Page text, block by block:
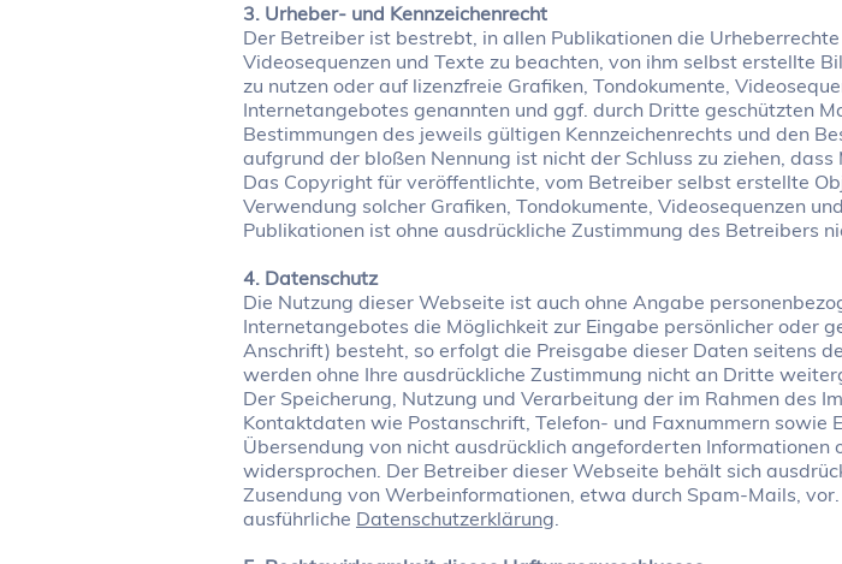
3. Urheber- und Kennzeichenrecht
Der Betreiber ist bestrebt, in allen Publikationen die
Videosequenzen und Texte zu beachten, von ihm selbst erstellte
zu nutzen oder auf lizenzfreie Grafiken, Tondokumente,
Internetangebotes genannten und ggf. durch Dritte geschützten
Bestimmungen des jeweils gültigen Kennzeichenrechts und den
aufgrund der bloßen Nennung ist nicht der Schluss zu ziehen,
Das Copyright für veröffentlichte, vom Betreiber selbst erstellte
Verwendung solcher Grafiken, Tondokumente, Videosequenzen
Publikationen ist ohne ausdrückliche Zustimmung des Betreibers
4. Datenschutz
Die Nutzung dieser Webseite ist auch ohne Angabe
Internetangebotes die Möglichkeit zur Eingabe persönlicher oder
Anschrift) besteht, so erfolgt die Preisgabe dieser Daten seitens
werden ohne Ihre ausdrückliche Zustimmung nicht an Dritte
Der Speicherung, Nutzung und Verarbeitung der im Rahmen des
Kontaktdaten wie Postanschrift, Telefon- und Faxnummern sowie
Übersendung von nicht ausdrücklich angeforderten
widersprochen. Der Betreiber dieser Webseite behält sich
Zusendung von Werbeinformationen, etwa durch Spam-Mails,
ausführliche Datenschutzerklärung.